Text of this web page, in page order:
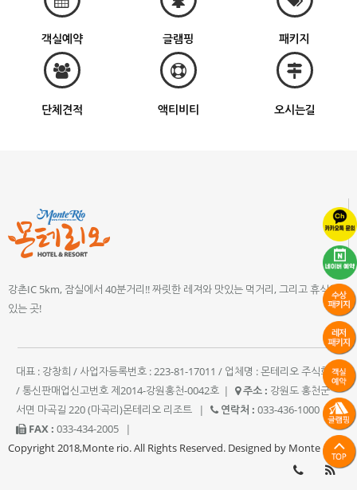
객실예약 글램핑 패키지
단체견적 액티비티 오시는길
강촌IC 5km, 잠실에서 40분거리!! 짜릿한 레져와 맛있는 먹거리, 그리고 휴식이
있는 곳!
대표 : 강창희 / 사업자등록번호 : 223-81-17011 / 업체명 : 몬테리오 주식회사
/ 통신판매업신고번호 제2014-강원홍천-0042호 | 주소 : 강원도 홍천군
서면 마곡길 220 (마곡리)몬테리오 리조트
| 연락처 : 033-436-1000
|
FAX : 033-434-2005
|
Copyright 2018,Monte rio. All Rights Reserved. Designed by Monte rio.